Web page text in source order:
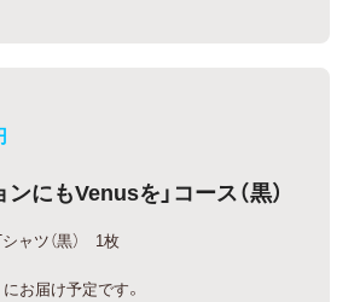
ンにもVenusを」コース（黒）
ャツ（黒） 1枚
お届け予定です。